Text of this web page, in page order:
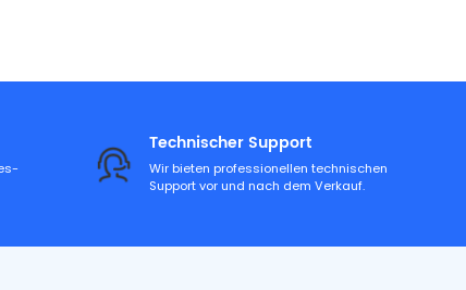
Technischer Support
Wir bieten professionellen technischen
Support vor und nach dem Verkauf.